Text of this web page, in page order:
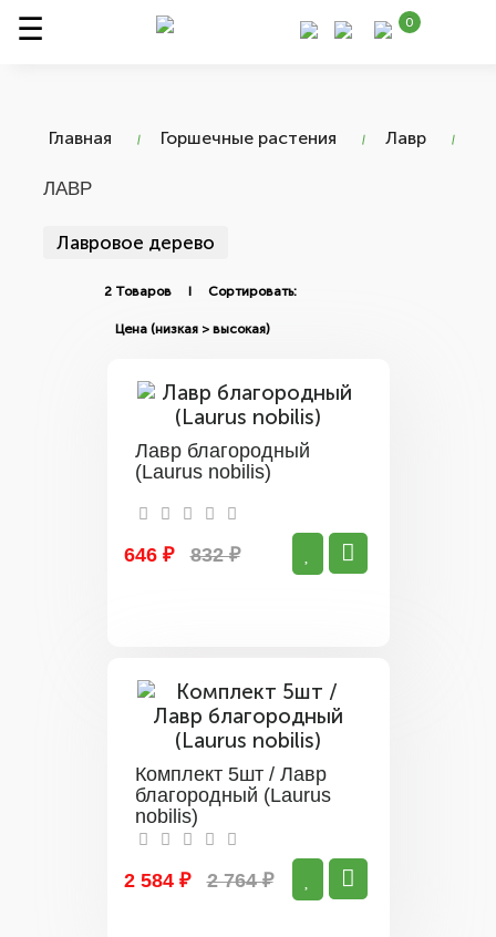
0
Главная Горшечные растения Лавр
ЛАВР
Лавровое дерево
2 Товаров I Сортировать:
Лавр благородный
(Laurus nobilis)
646 ₽ 832 ₽
Комплект 5шт / Лавр
благородный (Laurus
nobilis)
2 584 ₽ 2 764 ₽